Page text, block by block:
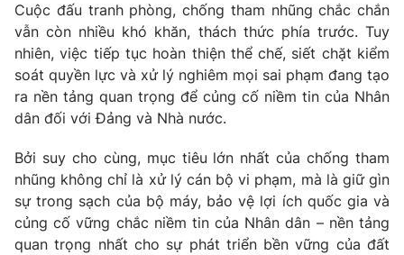
Cuộc đấu tranh phòng, chống tham nhũng chắc chắn
vẫn còn nhiều khó khăn, thách thức phía trước. Tuy
nhiên, việc tiếp tục hoàn thiện thể chế, siết chặt kiểm
soát quyền lực và xử lý nghiêm mọi sai phạm đang tạo
ra nền tảng quan trọng để củng cố niềm tin của Nhân
dân đối với Đảng và Nhà nước.
Bởi suy cho cùng, mục tiêu lớn nhất của chống tham
nhũng không chỉ là xử lý cán bộ vi phạm, mà là giữ gìn
sự trong sạch của bộ máy, bảo vệ lợi ích quốc gia và
củng cố vững chắc niềm tin của Nhân dân – nền tảng
quan trọng nhất cho sự phát triển bền vững của đất